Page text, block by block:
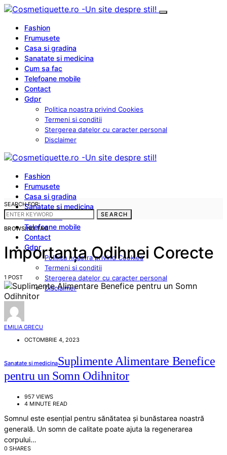
Fashion
Frumusete
Casa si gradina
Sanatate si medicina
Cum sa fac
Telefoane mobile
Contact
Gdpr
Politica noastra privind Cookies
Termeni si conditii
Stergerea datelor cu caracter personal
Disclaimer
Fashion
Frumusete
Casa si gradina
Sanatate si medicina
Cum sa fac
Telefoane mobile
Contact
Gdpr
Politica noastra privind Cookies
Termeni si conditii
Stergerea datelor cu caracter personal
Disclaimer
SEARCH FOR:
SEARCH
BROWSING TAG
Importanța Odihnei Corecte
1 POST
EMILIA GRECU
OCTOMBRIE 4, 2023
Sanatate si medicinaSuplimente Alimentare Benefice
pentru un Somn Odihnitor
957 VIEWS
4 MINUTE READ
Somnul este esențial pentru sănătatea și bunăstarea noastră
generală. Un somn de calitate poate ajuta la regenerarea
corpului…
0 SHARES